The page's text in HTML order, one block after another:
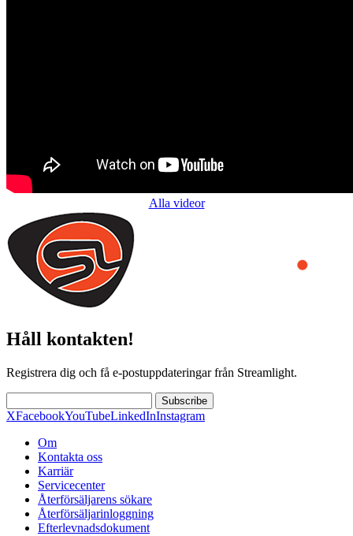
Alla videor
Håll kontakten!
Registrera dig och få e-postuppdateringar från Streamlight.
Subscribe
XFacebookYouTubeLinkedInInstagram
Om
Kontakta oss
Karriär
Servicecenter
Återförsäljarens sökare
Återförsäljarinloggning
Efterlevnadsdokument